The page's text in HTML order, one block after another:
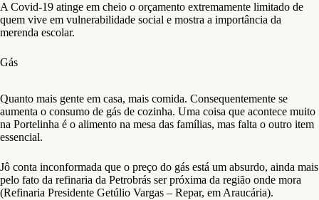
A Covid-19 atinge em cheio o orçamento extremamente limitado de
quem vive em vulnerabilidade social e mostra a importância da
merenda escolar.
Gás
Quanto mais gente em casa, mais comida. Consequentemente se
aumenta o consumo de gás de cozinha. Uma coisa que acontece muito
na Portelinha é o alimento na mesa das famílias, mas falta o outro item
essencial.
Jô conta inconformada que o preço do gás está um absurdo, ainda mais
pelo fato da refinaria da Petrobrás ser próxima da região onde mora
(Refinaria Presidente Getúlio Vargas – Repar, em Araucária).